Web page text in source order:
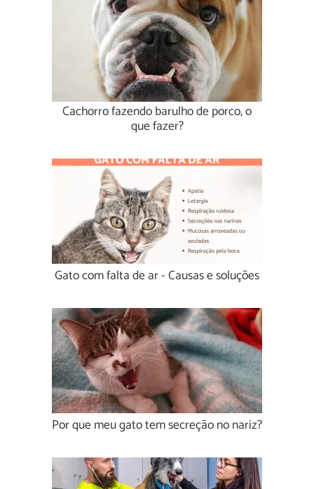
Cachorro fazendo barulho de porco, o
que fazer?
Gato com falta de ar - Causas e soluções
Por que meu gato tem secreção no nariz?